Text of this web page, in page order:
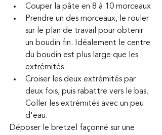
Couper la pâte en 8 à 10 morceaux
Prendre un des morceaux, le rouler
sur le plan de travail pour obtenir
un boudin fin. Idéalement le centre
du boudin est plus large que les
extrémités.
Croiser les deux extrémités par
deux fois, puis rabattre vers le bas.
Coller les extrémités avec un peu
d'eau.
Déposer le bretzel façonné sur une